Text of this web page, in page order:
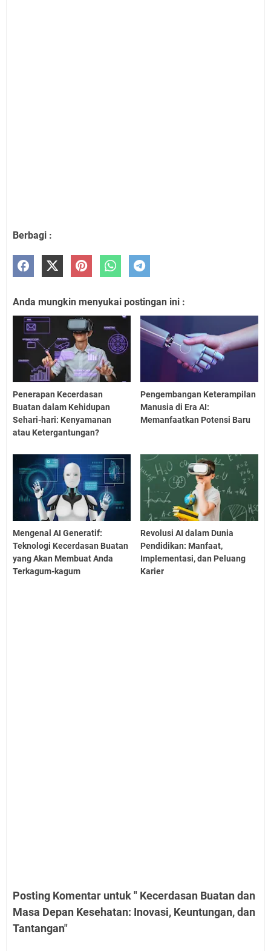
Berbagi :
Anda mungkin menyukai postingan ini :
Penerapan Kecerdasan
Buatan dalam Kehidupan
Sehari-hari: Kenyamanan
atau Ketergantungan?
Pengembangan Keterampilan
Manusia di Era AI:
Memanfaatkan Potensi Baru
Mengenal AI Generatif:
Teknologi Kecerdasan Buatan
yang Akan Membuat Anda
Terkagum-kagum
Revolusi AI dalam Dunia
Pendidikan: Manfaat,
Implementasi, dan Peluang
Karier
Posting Komentar untuk " Kecerdasan Buatan dan
Masa Depan Kesehatan: Inovasi, Keuntungan, dan
Tantangan"